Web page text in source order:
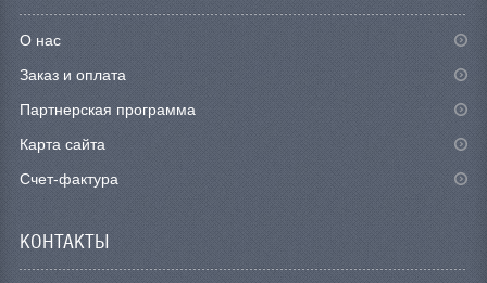
О нас
Заказ и оплата
Партнерская программа
Карта сайта
Счет-фактура
КОНТАКТЫ